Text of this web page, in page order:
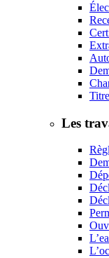
Les